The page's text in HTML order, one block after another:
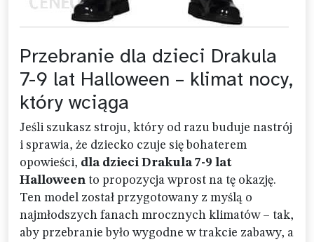
Przebranie dla dzieci Drakula
7-9 lat Halloween – klimat nocy,
który wciąga
Jeśli szukasz stroju, który od razu buduje nastrój
i sprawia, że dziecko czuje się bohaterem
opowieści, dla dzieci Drakula 7-9 lat
Halloween to propozycja wprost na tę okazję.
Ten model został przygotowany z myślą o
najmłodszych fanach mrocznych klimatów – tak,
aby przebranie było wygodne w trakcie zabawy, a